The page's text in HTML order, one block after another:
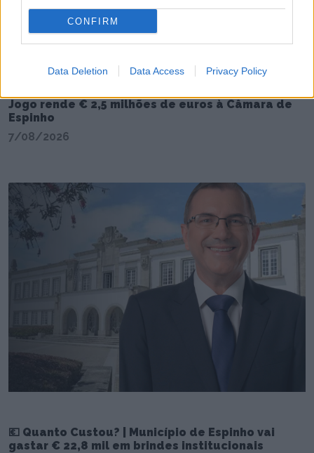
CONFIRM
Data Deletion Data Access Privacy Policy
Jogo rende € 2,5 milhões de euros à Câmara de
Espinho
7/08/2026
💶 Quanto Custou? | Município de Espinho vai
gastar € 22,8 mil em brindes institucionais